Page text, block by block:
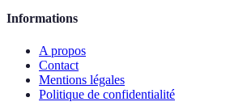
Informations
A propos
Contact
Mentions légales
Politique de confidentialité